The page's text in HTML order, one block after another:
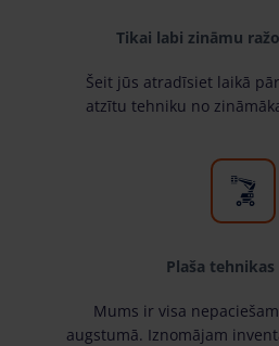
Tikai labi zināmu
Šeit jūs atradīsiet laikā
atzītu tehniku no
Plaša tehnikas
Mums ir visa
augstumā. Iznomājam